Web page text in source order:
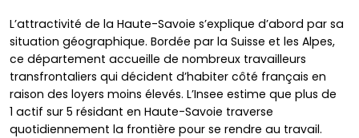
L’attractivité de la Haute-Savoie s’explique d’abord par sa
situation géographique. Bordée par la Suisse et les Alpes,
ce département accueille de nombreux travailleurs
transfrontaliers qui décident d’habiter côté français en
raison des loyers moins élevés. L’Insee estime que plus de
1 actif sur 5 résidant en Haute-Savoie traverse
quotidiennement la frontière pour se rendre au travail.